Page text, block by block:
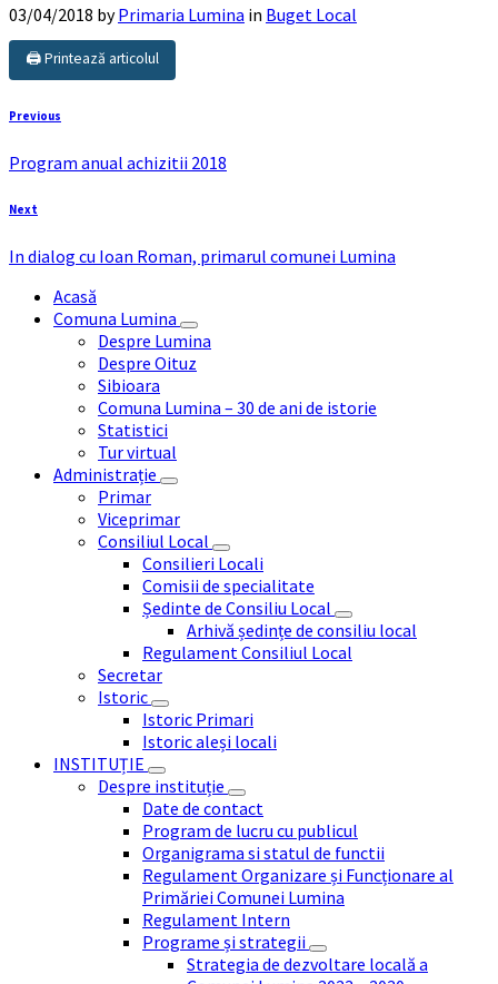
03/04/2018 byPrimaria Lumina in Buget Local
🖨️ Printează articolul
Previous
Program anual achizitii 2018
Next
In dialog cu Ioan Roman, primarul comunei Lumina
Acasă
Comuna Lumina
Despre Lumina
Despre Oituz
Sibioara
Comuna Lumina – 30 de ani de istorie
Statistici
Tur virtual
Administrație
Primar
Viceprimar
Consiliul Local
Consilieri Locali
Comisii de specialitate
Ședinte de Consiliu Local
Arhivă ședințe de consiliu local
Regulament Consiliul Local
Secretar
Istoric
Istoric Primari
Istoric aleși locali
INSTITUȚIE
Despre instituție
Date de contact
Program de lucru cu publicul
Organigrama si statul de functii
Regulament Organizare și Funcționare al
Primăriei Comunei Lumina
Regulament Intern
Programe și strategii
Strategia de dezvoltare locală a